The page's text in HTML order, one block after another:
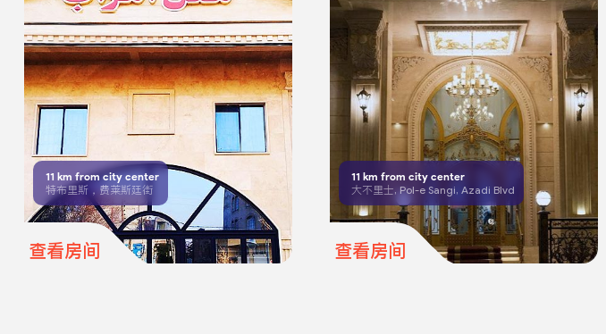
11 km from city center
特布里斯，费莱斯廷街
查看房间
11 km from city center
大不里士, Pol-e Sangi, Azadi Blvd
查看房间